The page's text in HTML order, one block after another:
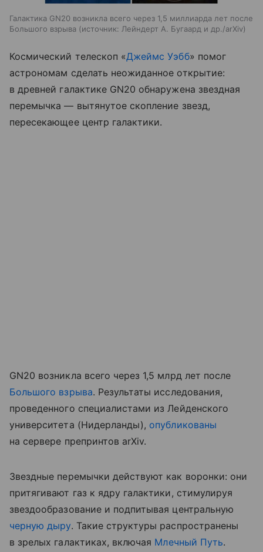
Галактика GN20 возникла всего через 1,5 миллиарда лет после
Большого взрыва
источник: Лейндерт А. Бугаард и др./arXiv
Космический телескоп «Джеймс Уэбб» помог
астрономам сделать неожиданное открытие:
в древней галактике GN20 обнаружена звездная
перемычка — вытянутое скопление звезд,
пересекающее центр галактики.
GN20 возникла всего через 1,5 млрд лет после
Большого взрыва. Результаты исследования,
проведенного специалистами из Лейденского
университета (Нидерланды), опубликованы
на сервере препринтов arXiv.
Звездные перемычки действуют как воронки: они
притягивают газ к ядру галактики, стимулируя
звездообразование и подпитывая центральную
черную дыру. Такие структуры распространены
в зрелых галактиках, включая Млечный Путь.